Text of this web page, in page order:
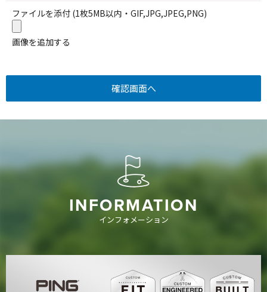
ファイルを添付 (1枚5MB以内・GIF,JPG,JPEG,PNG)
画像を追加する
INFORMATION
インフォメーション